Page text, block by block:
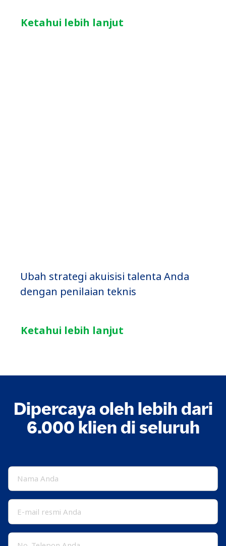
Ketahui lebih lanjut
Ubah strategi akuisisi talenta Anda
dengan penilaian teknis
Ketahui lebih lanjut
Dipercaya oleh lebih dari
6.000 klien di seluruh